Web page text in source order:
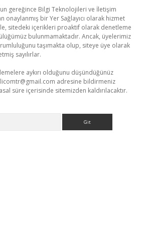
gereğince Bilgi Teknolojileri ve İletişim
onaylanmış bir Yer Sağlayıcı olarak hizmet
sitedeki içerikleri proaktif olarak denetleme
bulunmamaktadır. Ancak, üyelerimiz
taşımakta olup, siteye üye olarak
sayılırlar.
aykırı olduğunu düşündüğünüz
adresine bildirmeniz
süre içerisinde sitemizden kaldırılacaktır.